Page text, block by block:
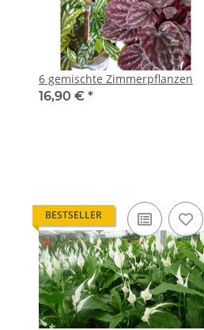
6 gemischte Zimmerpflanzen
16,90 € *
BESTSELLER